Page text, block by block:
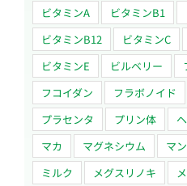
ビタミンA
ビタミンB1
ビタミンB12
ビタミンC
ビタミンE
ビルベリー
フコイダン
フラボノイド
プラセンタ
プリン体
マカ
マグネシウム マ
ミルク
メグスリノキ